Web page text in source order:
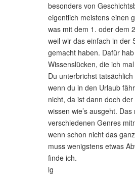
besonders von
eigentlich meistens einen
was mit dem 1. oder dem
weil wir das einfach in der
gemacht haben. Dafür
Wissenslücken, die ich
Du unterbrichst
wenn du in den Urlaub
nicht, da ist dann doch
wissen wie’s ausgeht.
verschiedenen Genres
wenn schon nicht das
muss wenigstens etwas
finde ich.
lg